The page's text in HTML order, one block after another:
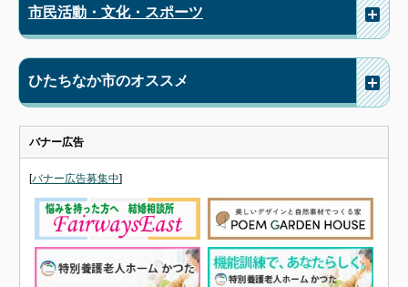
市民活動・文化・スポーツ
ひたちなか市のオススメ
バナー広告
[バナー広告募集中]